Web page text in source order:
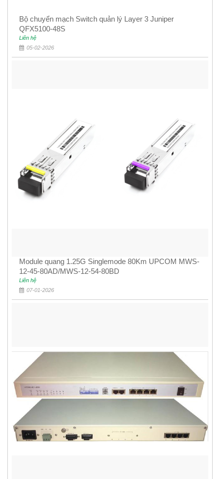
Bộ chuyển mạch Switch quản lý Layer 3 Juniper
QFX5100-48S
Liên hệ
05-02-2026
Module quang 1.25G Singlemode 80Km UPCOM MWS-
12-45-80AD/MWS-12-54-80BD
Liên hệ
07-01-2026